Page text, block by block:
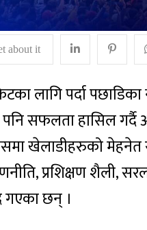
about it
लागि पर्दा
सफलता हासिल गर्दै
खेलाडीहरुको मेहनेत
प्रशिक्षण शैली,
गएका छन् ।